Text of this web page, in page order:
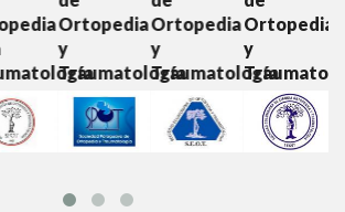
Ortopedia
y
Traumatología
Ortopedia
y
Traumatología
Ortopedia
y